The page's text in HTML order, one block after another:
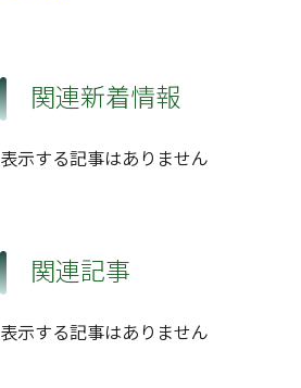
関連新着情報
表示する記事はありません
関連記事
表示する記事はありません